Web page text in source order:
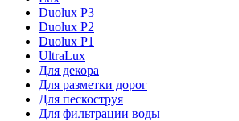
Duolux P3
Duolux P2
Duolux P1
UltraLux
Для декора
Для разметки дорог
Для пескоструя
Для фильтрации воды